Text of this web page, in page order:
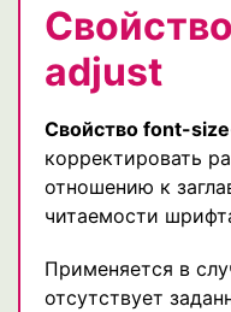
adjust
Свойство font-
корректировать
отношению к
читаемости
Применяется в
отсутствует